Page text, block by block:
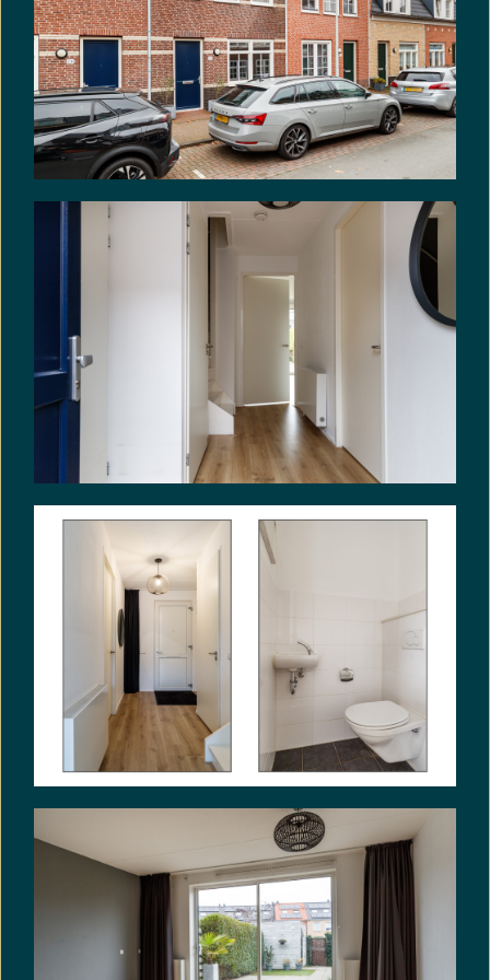
gebaseerd op de NEN2580 norm.
Koper heeft een eigen onderzoeksplicht naar alle
zaken die voor hem of haar van belang zijn. De
makelaar treedt op als adviseur van verkoper. Wij
adviseren je een deskundige (NVM-)makelaar in te
schakelen die jou begeleidt bij het aankoopproces.
Indien je specifieke wensen heeft ten aanzien van
de woning, adviseren wij je deze tijdig kenbaar te
(laten) doen. Indien jre geen deskundige
vertegenwoordiger inschakelt, wordt je geacht
zelf voldoende deskundig te zijn om alle relevante
zaken te kunnen beoordelen. De NVM-
voorwaarden zijn van toepassing.
Uitponding:
Deze woning wordt verkocht in het kader van
uitponding. Koper is ermee bekend dat het object
mogelijk onderdeel uitmaakt van een complex dat
door verkoper gefaseerd wordt verkocht.
Fundering:
Voor deze woning heeft het KCAF (Kennis
Centrum Aanpak Funderingsproblematiek) het
funderingsrisico ingeschaald op ‘Geen hoog risico’.
Dat houdt in dat de woning volgens bij KCAF
beschikbare data de indicatie A, B of C heeft.
Aan deze woning is in de NVM-software een
funderingsrisico-indicator (A-B-C) toegekend.
Deze wordt uitsluitend weergegeven als A-B-C
enerzijds of D-E anderzijds en kan in mate van
betrouwbaarheid variëren. De funderingsrisico-
indicator is gebaseerd op data uit FunderMaps,
waarbij onder meer wordt gekeken naar
funderingstype, bodem- en grondwatergegevens,
verzakkingen en hersteldata. FunderMaps is een
KCAF. Verkoper, de makelaar en de NVM staan niet
in voor de juistheid, volledigheid of actualiteit van
de funderingsrisico-indicator en de gebruikte data
van FunderMaps. De funderingsrisico-indicator is
informatief, indicatief, geeft geen garanties en
vormt geen oordeel over de feitelijke staat van de
fundering. Aan de funderingsrisico-indicator
kunnen geen rechten worden ontleend.